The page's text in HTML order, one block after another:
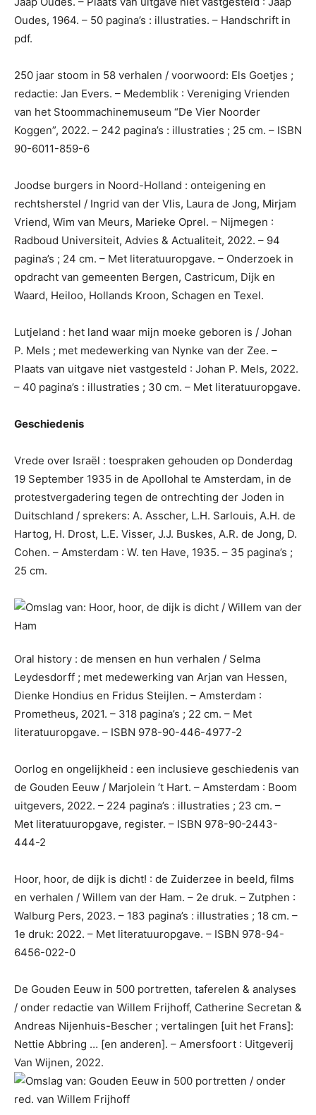
Oudes, 1964. – 50 pagina’s : illustraties. – Handschrift in
pdf.
250 jaar stoom in 58 verhalen / voorwoord: Els Goetjes ;
redactie: Jan Evers. – Medemblik : Vereniging Vrienden
van het Stoommachinemuseum “De Vier Noorder
Koggen”, 2022. – 242 pagina’s : illustraties ; 25 cm. – ISBN
90-6011-859-6
Joodse burgers in Noord-Holland : onteigening en
rechtsherstel / Ingrid van der Vlis, Laura de Jong, Mirjam
Vriend, Wim van Meurs, Marieke Oprel. – Nijmegen :
Radboud Universiteit, Advies & Actualiteit, 2022. – 94
pagina’s ; 24 cm. – Met literatuuropgave. – Onderzoek in
opdracht van gemeenten Bergen, Castricum, Dijk en
Waard, Heiloo, Hollands Kroon, Schagen en Texel.
Lutjeland : het land waar mijn moeke geboren is / Johan
P. Mels ; met medewerking van Nynke van der Zee. –
Plaats van uitgave niet vastgesteld : Johan P. Mels, 2022.
– 40 pagina’s : illustraties ; 30 cm. – Met literatuuropgave.
Geschiedenis
Vrede over Israël : toespraken gehouden op Donderdag
19 September 1935 in de Apollohal te Amsterdam, in de
protestvergadering tegen de ontrechting der Joden in
Duitschland / sprekers: A. Asscher, L.H. Sarlouis, A.H. de
Hartog, H. Drost, L.E. Visser, J.J. Buskes, A.R. de Jong, D.
Cohen. – Amsterdam : W. ten Have, 1935. – 35 pagina’s ;
25 cm.
Oral history : de mensen en hun verhalen / Selma
Leydesdorff ; met medewerking van Arjan van Hessen,
Dienke Hondius en Fridus Steijlen. – Amsterdam :
Prometheus, 2021. – 318 pagina’s ; 22 cm. – Met
literatuuropgave. – ISBN 978-90-446-4977-2
Oorlog en ongelijkheid : een inclusieve geschiedenis van
de Gouden Eeuw / Marjolein ’t Hart. – Amsterdam : Boom
uitgevers, 2022. – 224 pagina’s : illustraties ; 23 cm. –
Met literatuuropgave, register. – ISBN 978-90-2443-
444-2
Hoor, hoor, de dijk is dicht! : de Zuiderzee in beeld, films
en verhalen / Willem van der Ham. – 2e druk. – Zutphen :
Walburg Pers, 2023. – 183 pagina’s : illustraties ; 18 cm. –
1e druk: 2022. – Met literatuuropgave. – ISBN 978-94-
6456-022-0
De Gouden Eeuw in 500 portretten, taferelen & analyses
/ onder redactie van Willem Frijhoff, Catherine Secretan &
Andreas Nijenhuis-Bescher ; vertalingen [uit het Frans]:
Nettie Abbring … [en anderen]. – Amersfoort : Uitgeverij
Van Wijnen, 2022.